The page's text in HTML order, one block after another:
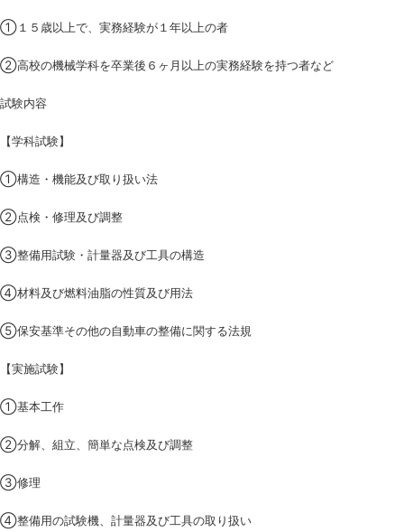
①１５歳以上で、実務経験が１年以上の者
②高校の機械学科を卒業後６ヶ月以上の実務経験を持つ者など
試験内容
【学科試験】
①構造・機能及び取り扱い法
②点検・修理及び調整
③整備用試験・計量器及び工具の構造
④材料及び燃料油脂の性質及び用法
⑤保安基準その他の自動車の整備に関する法規
【実施試験】
①基本工作
②分解、組立、簡単な点検及び調整
③修理
④整備用の試験機、計量器及び工具の取り扱い